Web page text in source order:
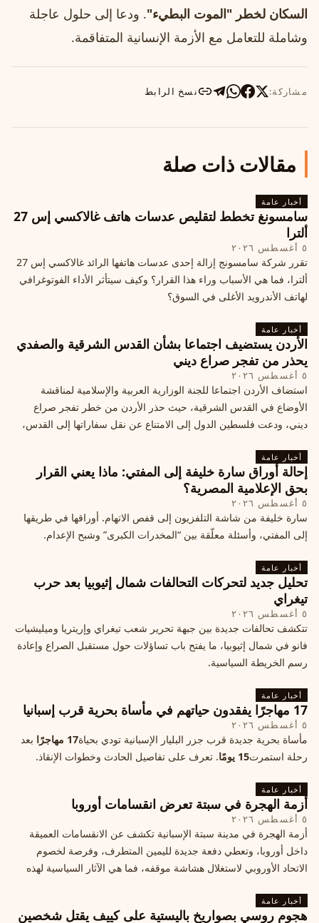
السكان لخطر "الموت البطيء". ودعا إلى حلول عاجلة
وشاملة للتعامل مع الأزمة الإنسانية المتفاقمة.
مشاركة: نسخ الرابط
مقالات ذات صلة
أخبار عامة
سامسونغ تخطط لتقليص عدسات هاتف غالاكسي إس 27
ألترا
٥ أغسطس ٢٠٢٦
تقرر شركة سامسونج إزالة إحدى عدسات هاتفها الرائد غالاكسي إس 27
ألترا، فما هي الأسباب وراء هذا القرار؟ وكيف سيتأثر الأداء الفوتوغرافي
لهاتف الأندرويد الأغلى في السوق؟
أخبار عامة
الأردن يستضيف اجتماعا بشأن القدس الشرقية والصفدي
يحذر من تفجر صراع ديني
٥ أغسطس ٢٠٢٦
استضاف الأردن اجتماعا للجنة الوزارية العربية والإسلامية لمناقشة
الأوضاع في القدس الشرقية، حيث حذر الأردن من خطر تفجر صراع
ديني، ودعت فلسطين الدول إلى الامتناع عن نقل سفاراتها إلى القدس،
أخبار عامة
إحالة أوراق سارة خليفة إلى المفتي: ماذا يعني القرار
بحق الإعلامية المصرية؟
٥ أغسطس ٢٠٢٦
سارة خليفة من شاشة التلفزيون إلى قفص الاتهام. أوراقها في طريقها
إلى المفتي، وأسئلة معلّقة بين “المخدرات الكبرى” وشبح الإعدام.
أخبار عامة
تحليل جديد لتحركات التحالفات شمال إثيوبيا بعد حرب
تيغراي
٥ أغسطس ٢٠٢٦
تتكشف تحالفات جديدة بين جبهة تحرير شعب تيغراي وإريتريا وميليشيات
فانو في شمال إثيوبيا، ما يفتح باب تساؤلات حول مستقبل الصراع وإعادة
رسم الخريطة السياسية.
أخبار عامة
17 مهاجرًا يفقدون حياتهم في مأساة بحرية قرب إسبانيا
٥ أغسطس ٢٠٢٦
مأساة بحرية جديدة قرب جزر البليار الإسبانية تودي بحياة17 مهاجرًا
بعد
رحلة استمرت15 يومًا . تعرف على تفاصيل الحادث وخطوات الإنقاذ.
أخبار عامة
أزمة الهجرة في سبتة تعرض انقسامات أوروبا
٥ أغسطس ٢٠٢٦
أزمة الهجرة في مدينة سبتة الإسبانية تكشف عن الانقسامات العميقة
داخل أوروبا، وتعطي دفعة جديدة لليمين المتطرف، وفرصة لخصوم
الاتحاد الأوروبي لاستغلال هشاشة موقفه، فما هي الآثار السياسية لهذه
أخبار عامة
هجوم روسي بصواريخ باليستية على كييف يقتل شخصين